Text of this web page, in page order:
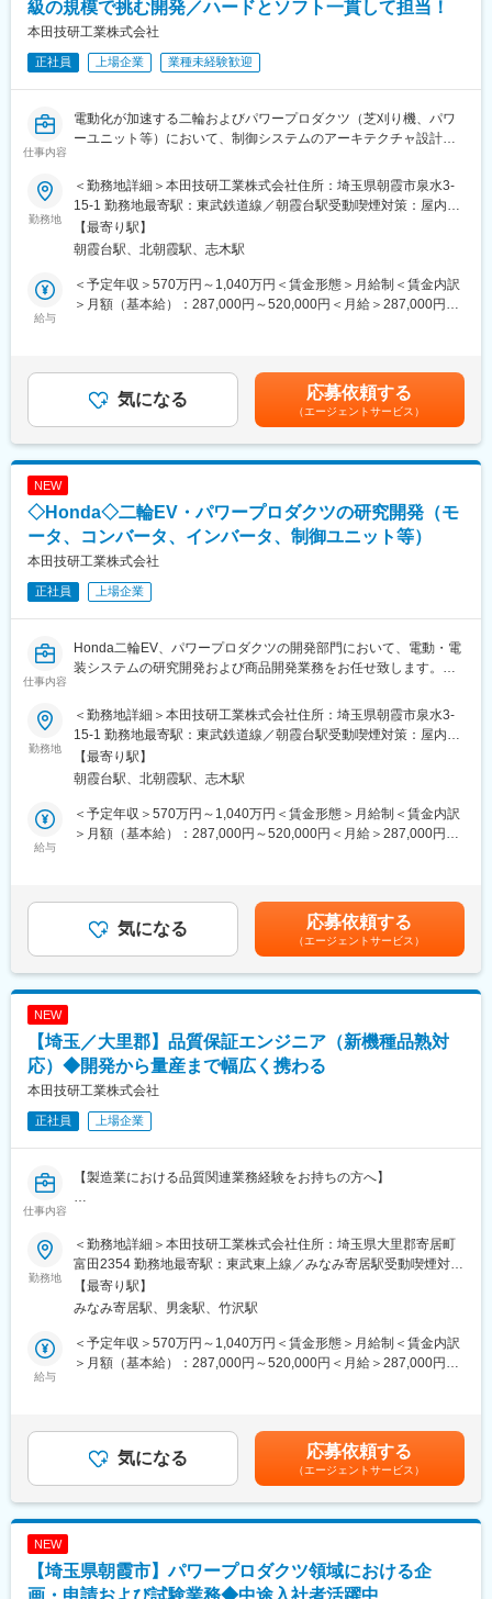
各々約3割ずつとなり､バランスのとれた構成となっています｡
業種別にみてもサービス業が約29％､製造業が約23％､卸売業が約
となっております｡
提示や意思決定支援を行う新たな仕組みの構築に挑戦いただきま
す。
●需要予測モデルの高度化：販売実績、在庫推移、季節性に加え、
を実装します。AIによる予測値と現場の市況GAPを先行把握し、
機会損失と在庫過剰を最小化します。
●経営直結型プラットフォームの構築：S&OPシミュレーション基
盤を活用し、複数の市場シナリオを迅速にシミュレートできる環
境を整備します。販売・生産・調達・財務の各部門を横断し、フ
リーキャッシュフロー（FCF）最大化に向けた意思決定プロセス
●産学連携・グローバル推進：社内の関連部門や海外現地法人に加
【本ポジションの魅力】
●最先端スキルを「物理アセット」に実装する醍醐味
める業務への配置転換を命じる場合があります
級の規模で挑む開発／ハードとソフト一貫して担当！
本田技研工業株式会社
正社員 上場企業 業種未経験歓迎
仕事内容
電動化が加速する二輪およびパワープロダクツ（芝刈り機、パワ
ーユニット等）において、制御システムのアーキテクチャ設計か
【具体的には】
（1） 制御ECU（ハード/ソフト）の設計・評価および実機検証
・完成機の要求分析・要件定義に基づいた、最適なシステムアー
キテクチャの設計および機能配置。
・完成機統合制御、モーター制御、バッテリー・充電制御、保護
制御、通信系などに関わるECUの開発（設計・テスト）
・開発スピードと品質を両立させるための、最適な開発体制や仕
組みの構築・改善
・機能安全（ISO 26262等）やサイバーセキュリティなどの法
モノづくり
・国内外の主要サプライヤーや海外拠点との技術的な協業・折衝
・使用ツール： MATLAB / Simulink、回路シミュレータ、GitHub
等
【キャリアパス】
エンジニアとして実績を積み上げたのち、高度な専門性を活かす
技術職や、システム全体をリーディングするプロジェクトマネジ
可能です。
●「設計から評価まで」一貫して担当する裁量権
●領域を超えた技術習得と知的好奇心の充足
●主体性を尊重し、技術を深掘りできる文化
【配属組織について】
ーター制御ECU／バッテリー制御ECU／充電制御ECU等のECUハ
ードウェアおよびソフトウェアの開発
変更の範囲：※専門性や適性、会社ニーズなどを踏まえ、会社が定
勤務地
＜勤務地詳細＞本田技研工業株式会社住所：埼玉県朝霞市泉水3-
15-1 勤務地最寄駅：東武鉄道線／朝霞台駅受動喫煙対策：屋内全
面禁煙変更の範囲：会社の定める事業所
【最寄り駅】
朝霞台駅、北朝霞駅、志木駅
給与
＜予定年収＞570万円～1,040万円＜賃金形態＞月給制＜賃金内訳
＞月額（基本給）：287,000円～520,000円＜月給＞287,000円～
（月給約36万円）・係長クラス 約960万円（月給約43万円）・
管理職 約1,230万円（月給約64万円）賃金はあくまでも目安の
金額であり、選考を通じて上下する可能性があります。月給(月額)
は固定手当を含めた表記です。
気になる 応募依頼する
（エージェントサービス）
NEW
◇Honda◇二輪EV・パワープロダクツの研究開発（モ
ータ、コンバータ、インバータ、制御ユニット等）
本田技研工業株式会社
正社員 上場企業
仕事内容
Honda二輪EV、パワープロダクツの開発部門において、電動・電
装システムの研究開発および商品開発業務をお任せ致します。
【募集の背景】
二輪車ではTopメーカーとして二輪車の”安全””環境””喜び”につなが
る技術を突き詰めると共に、”お客様に感動を与える”二輪商品を提
供し続けるため、そして、これからの新しい可能性を探求し続け
るための仲間の募集です。
未来の二輪車に照準を合わせ更なるイノベーションを巻き起こす
為、異業界の方も大歓迎です。
●先行技術に関する研究開発
●商品開発における設計/研究などのプロジェクトリーダー
●リリース後の電装部品・システムへの市場要求に対する仕様作成
対応
●各種部品・モジュール設計、電気・電子回路設計、筐体設計
※国内外の出張があります。
●電動製品の拡がりに伴い電装技術が進化し続ける世の中で、より
多くの人々に『移動の喜び』や『日々の生活を支える』価値を提
供する命題を掲げ、とくに二輪車においては世界No.1メーカーの
技術者として世界に対峙することができます。
発に関わることができ、世界初・業界初の技術開発にも積極的に
チャレンジすることが可能です。
本理念に、創業から数々の製品を生みだし続けてきました。
役員から現場社員まで、あらゆる人材が自由な発想で、夢や理想
を徹底的に追求する風土が根付いており、学歴や年齢に関係なく
合い、意欲と能力のある社員には、入社直後であっても大きな仕
変更の範囲：専門性や適性、会社ニーズなどを踏まえ、会社が定
勤務地
＜勤務地詳細＞本田技研工業株式会社住所：埼玉県朝霞市泉水3-
15-1 勤務地最寄駅：東武鉄道線／朝霞台駅受動喫煙対策：屋内全
面禁煙変更の範囲：会社の定める事業所
【最寄り駅】
朝霞台駅、北朝霞駅、志木駅
給与
＜予定年収＞570万円～1,040万円＜賃金形態＞月給制＜賃金内訳
＞月額（基本給）：287,000円～520,000円＜月給＞287,000円～
（月給約36万円）・係長クラス 約960万円（月給約43万円）・
管理職 約1,230万円（月給約64万円）賃金はあくまでも目安の
金額であり、選考を通じて上下する可能性があります。月給(月額)
は固定手当を含めた表記です。
気になる 応募依頼する
（エージェントサービス）
NEW
【埼玉／大里郡】品質保証エンジニア（新機種品熟対
応）◆開発から量産まで幅広く携わる
本田技研工業株式会社
正社員 上場企業
仕事内容
【製造業における品質関連業務経験をお持ちの方へ】
四輪の新機種開発フェーズおよび量産フェーズにおけるお取引先
様製造部品の品質管理および品質改善業務をお任せいたします。
完成車部品の大半を占める外作部品の品質は、お客様の信頼に直
結します。EV領域（e-Axleや電動化コア部品など）の技術拡大に
伴い、開発段階から量産まで組織の信頼を支える重要な役割を担
っています。
・新機種立上げ準備段階の部品品質熟成業務（図面検証から仕様
への意思入れと部品／製造工程の造りこみ）
・お取引先搬入部品の品質保証業務とお取引先製造現場監査
※国内外のお取引先への出張が発生します。
勤務地
＜勤務地詳細＞本田技研工業株式会社住所：埼玉県大里郡寄居町
富田2354 勤務地最寄駅：東武東上線／みなみ寄居駅受動喫煙対
策：屋内全面禁煙変更の範囲：勤務地補足欄に記載
【最寄り駅】
みなみ寄居駅、男衾駅、竹沢駅
給与
＜予定年収＞570万円～1,040万円＜賃金形態＞月給制＜賃金内訳
＞月額（基本給）：287,000円～520,000円＜月給＞287,000円～
（月給約36万円）・係長クラス 約960万円（月給約43万円）・
管理職 約1,230万円（月給約64万円）賃金はあくまでも目安の
金額であり、選考を通じて上下する可能性があります。月給(月額)
は固定手当を含めた表記です。
気になる 応募依頼する
（エージェントサービス）
NEW
【埼玉県朝霞市】パワープロダクツ領域における企
画・申請および試験業務◆中途入社者活躍中